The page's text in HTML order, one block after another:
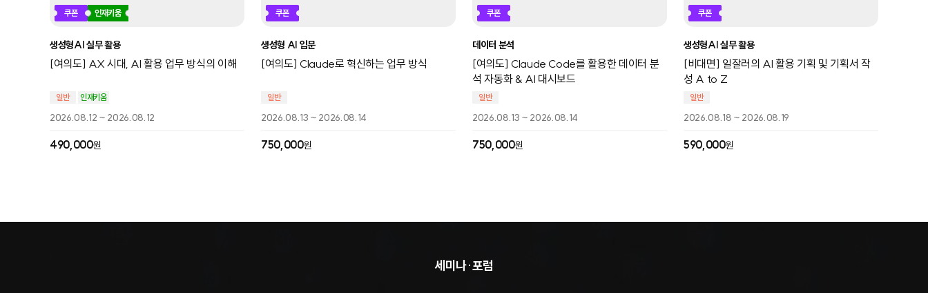
쿠폰 인재키움
생성형AI 실무 활용
[여의도] AX 시대, AI 활용 업무 방식의 이해
일반 인재키움
2026.08.12 ~ 2026.08.12
490,000원
쿠폰
생성형 AI 입문
[여의도] Claude로 혁신하는 업무 방식
일반
2026.08.13 ~ 2026.08.14
750,000원
쿠폰
데이터 분석
[여의도] Claude Code를 활용한 데이터 분
석 자동화 & AI 대시보드
일반
2026.08.13 ~ 2026.08.14
750,000원
쿠폰
생성형AI 실무 활용
[비대면] 일잘러의 AI 활용 기획 및 기획서 작
성 A to Z
일반
2026.08.18 ~ 2026.08.19
590,000원
세미나·포럼